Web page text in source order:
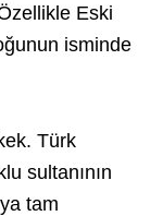
Eski
isminde
Türk
sultanının
tam